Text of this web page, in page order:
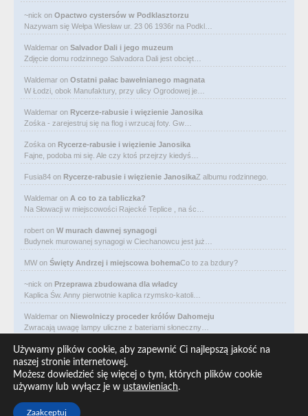
~nick on Opactwo cystersów w Podklasztorzu
Nazywam się Wełpa Wiesław ur. 23 06 1936r na Podkl…
Waldemar on Salvador Dali i jego muzeum
Zdjęcie domu rodzinnego Salvadora Dali jest obcięt…
Waldemar on Ostatni pałac bawełnianego magnata
W Łodzi, obok Manufaktury, przy ulicy Ogrodowej je…
Waldemar on Rycerze-rabusie i więzienie Janosika
Zośka - zarejestruj się na flog i wrzucaj foty. Gw…
Zośka on Rycerze-rabusie i więzienie Janosika
Fajne, podoba mi się. Ale czy ktoś przejrzy kiedyś…
Fusia84 on Rycerze-rabusie i więzienie JanosikaZ albumu rodzinnego.
Waldemar on A co to za tabliczka?
Na Słowacji w miejscowości Rajecké Teplice , na śc…
robert on W murach dawnej synagogi
Budynek murowanej synagogi w Ciechanowcu jest już…
MW on Święty Andrzej i miejscowa bohemaCo to za bzdury?
~nick on Przeprawa zbudowana dla władcy
Kaplica Św. Anny pierwotnie kaplica rzymsko-katoli…
Waldemar on Niewolniczy proceder królów Dahomeju
Zwracają uwagę lampy uliczne z bateriami słoneczny…
Waldemar on Adam Asnyk. Poeta z mojego miasta
CIEKAWOSTKA że pod banderą Malty pływa statek m/v…
Waldemar on
Historia na Wawelskim Wzgórzu
Michał Bogoria Skotnicki (1775–1808). Portret Mich…
Używamy plików cookie, aby zapewnić Ci najlepszą jakość na
naszej stronie internetowej.
Możesz dowiedzieć się więcej o tym, których plików cookie
używamy lub wyłącz je w ustawieniach.
Zaakceptuj